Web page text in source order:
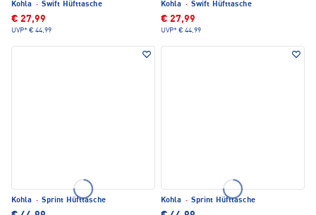
Kohla · Swift Hüfttasche
€ 27,99
UVP* € 44,99
Kohla · Swift Hüfttasche
€ 27,99
UVP* € 44,99
Kohla · Sprint Hüfttasche Kohla · Sprint Hüfttasche